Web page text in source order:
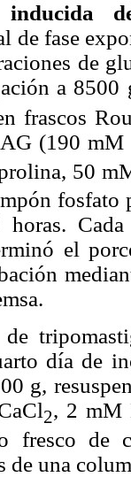
inducida
de fase
de
a
frascos
(190
50
fosfato
horas.
el
día de
g,
2, 2 mM
fresco
de una